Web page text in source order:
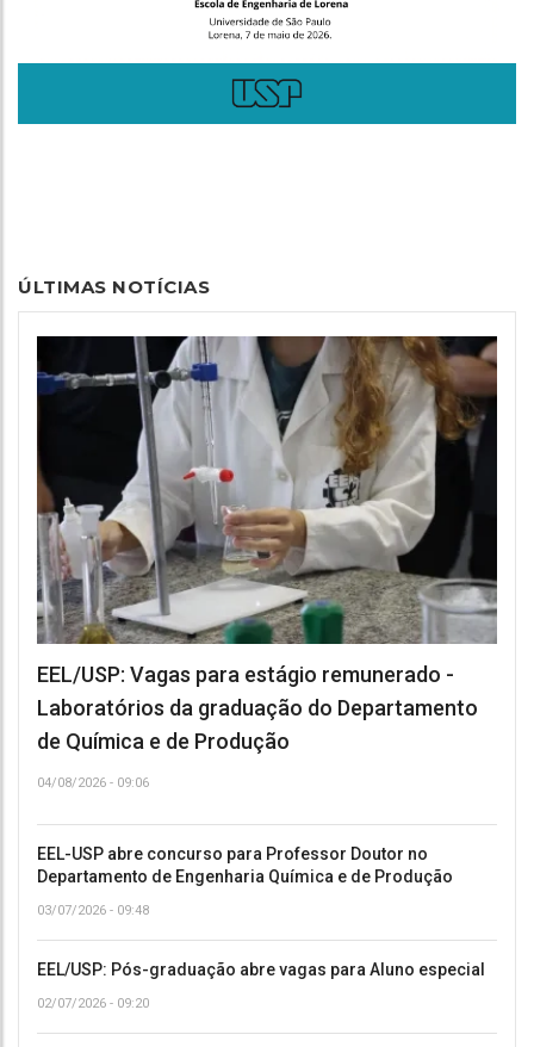
ÚLTIMAS NOTÍCIAS
EEL/USP: Vagas para estágio remunerado -
Laboratórios da graduação do Departamento
de Química e de Produção
04/08/2026 - 09:06
EEL-USP abre concurso para Professor Doutor no
Departamento de Engenharia Química e de Produção
03/07/2026 - 09:48
EEL/USP: Pós-graduação abre vagas para Aluno especial
02/07/2026 - 09:20